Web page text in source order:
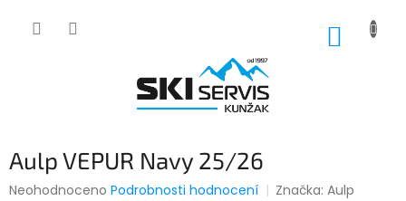
Aulp VEPUR Navy 25/26
Průměrné
Neohodnoceno Podrobnosti hodnocení Značka:Aulp